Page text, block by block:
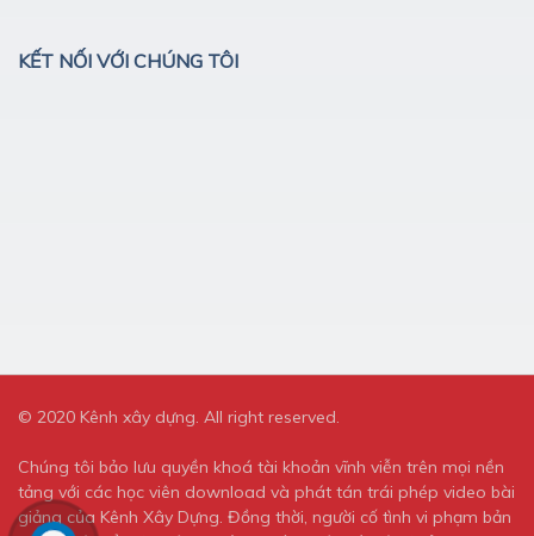
KẾT NỐI VỚI CHÚNG TÔI
© 2020 Kênh xây dựng. All right reserved.
Chúng tôi bảo lưu quyền khoá tài khoản vĩnh viễn trên mọi nền
tảng với các học viên download và phát tán trái phép video bài
giảng của Kênh Xây Dựng. Đồng thời, người cố tình vi phạm bản